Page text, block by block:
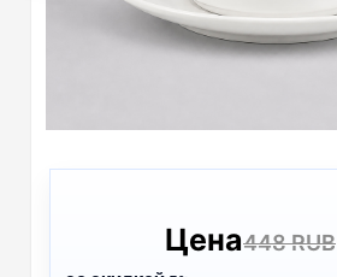
Цена448 RUB